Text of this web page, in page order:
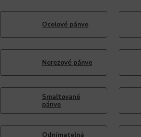
Ocelové pánve
Nerezové pánve
Smaltované
pánve
Odnímatelná